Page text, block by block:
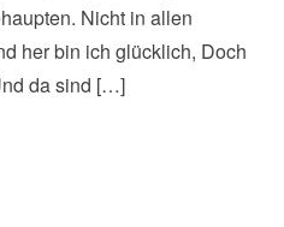
Nicht in allen
her bin ich glücklich, Doch
da sind […]